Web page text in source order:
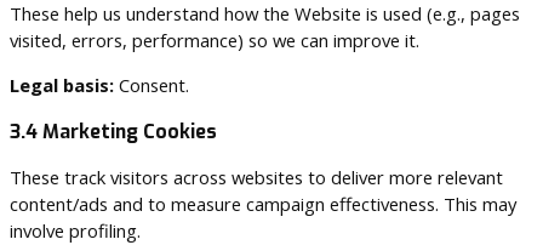
These help us understand how the Website is used (e.g., pages
visited, errors, performance) so we can improve it.
Legal basis:Consent.
3.4 Marketing Cookies
These track visitors across websites to deliver more relevant
content/ads and to measure campaign effectiveness. This may
involve profiling.